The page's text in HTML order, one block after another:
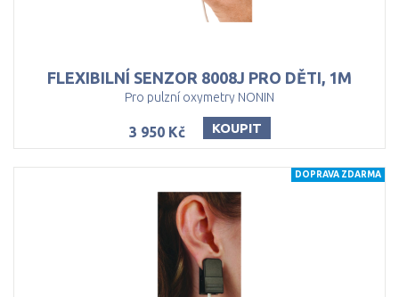
FLEXIBILNÍ SENZOR 8008J PRO DĚTI, 1M
Pro pulzní oxymetry NONIN
3 950 Kč KOUPIT
DOPRAVA ZDARMA